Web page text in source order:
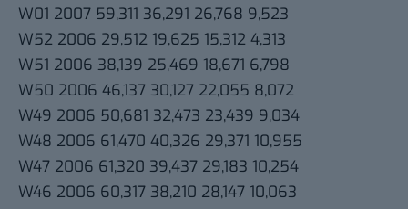
W01 2007 59,311 36,291 26,768 9,523
W52 2006 29,512 19,625 15,312 4,313
W51 2006 38,139 25,469 18,671 6,798
W50 2006 46,137 30,127 22,055 8,072
W49 2006 50,681 32,473 23,439 9,034
W48 2006 61,470 40,326 29,371 10,955
W47 2006 61,320 39,437 29,183 10,254
W46 2006 60,317 38,210 28,147 10,063